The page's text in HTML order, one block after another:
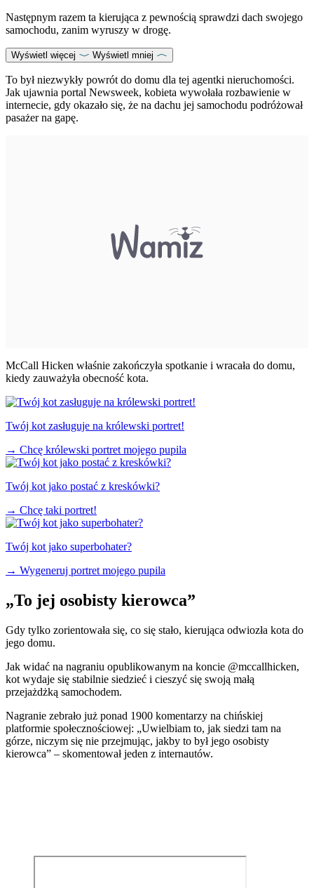
Następnym razem ta kierująca z pewnością sprawdzi dach swojego
samochodu, zanim wyruszy w drogę.
Wyświetl więcej Wyświetl mniej
To był niezwykły powrót do domu dla tej agentki nieruchomości.
Jak ujawnia portal Newsweek, kobieta wywołała rozbawienie w
internecie, gdy okazało się, że na dachu jej samochodu podróżował
pasażer na gapę.
McCall Hicken właśnie zakończyła spotkanie i wracała do domu,
kiedy zauważyła obecność kota.
Twój kot zasługuje na królewski portret!
→ Chcę królewski portret mojego pupila
Twój kot jako postać z kreskówki?
→ Chcę taki portret!
Twój kot jako superbohater?
→ Wygeneruj portret mojego pupila
„To jej osobisty kierowca”
Gdy tylko zorientowała się, co się stało, kierująca odwiozła kota do
jego domu.
Jak widać na nagraniu opublikowanym na koncie @mccallhicken,
kot wydaje się stabilnie siedzieć i cieszyć się swoją małą
przejażdżką samochodem.
Nagranie zebrało już ponad 1900 komentarzy na chińskiej
platformie społecznościowej: „Uwielbiam to, jak siedzi tam na
górze, niczym się nie przejmując, jakby to był jego osobisty
kierowca” – skomentował jeden z internautów.